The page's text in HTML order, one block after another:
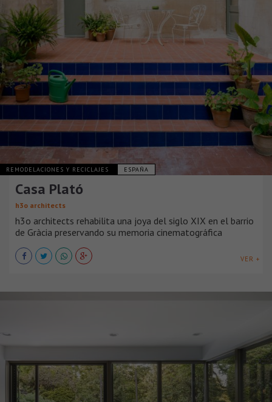
REMODELACIONES Y RECICLAJES ESPAÑA
Casa Plató
h3o architects
h3o architects rehabilita una joya del siglo XIX en el barrio
de Gràcia preservando su memoria cinematográfica
VER +